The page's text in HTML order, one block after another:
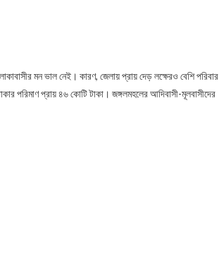
মন ভাল নেই। কারণ, জেলায় প্রায় দেড় লক্ষেরও বেশি পরিবার
পরিমাণ প্রায় ৪৬ কোটি টাকা। জঙ্গলমহলের আদিবাসী-মূলবাসীদের